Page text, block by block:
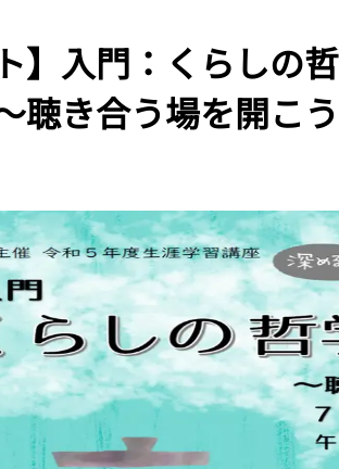
】入門：くらしの哲
聴き合う場を開こう